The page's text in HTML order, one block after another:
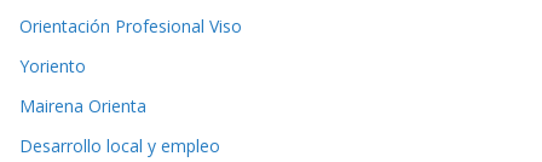
Orientación Profesional Viso
Yoriento
Mairena Orienta
Desarrollo local y empleo